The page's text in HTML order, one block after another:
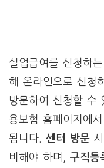
실업급여를 신청하
해 온라인으로 신청
방문하여 신청할 수
용보험 홈페이지에
됩니다. 센터 방문시
비해야 하며, 구직등